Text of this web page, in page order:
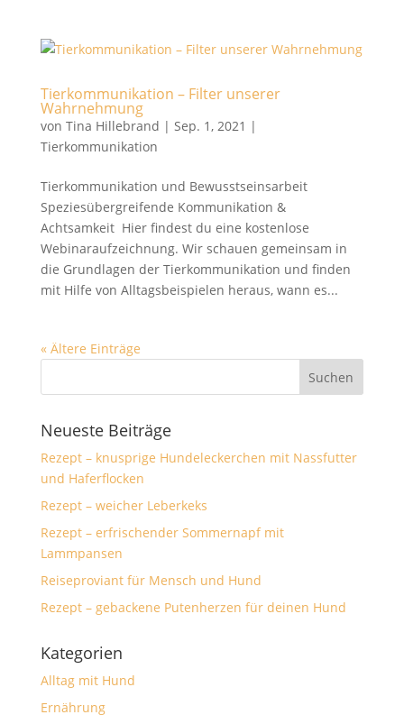
Tierkommunikation – Filter unserer
Wahrnehmung
von Tina Hillebrand | Sep. 1, 2021 |
Tierkommunikation
Tierkommunikation und Bewusstseinsarbeit
Speziesübergreifende Kommunikation &
Achtsamkeit Hier findest du eine kostenlose
Webinaraufzeichnung. Wir schauen gemeinsam in
die Grundlagen der Tierkommunikation und finden
mit Hilfe von Alltagsbeispielen heraus, wann es...
« Ältere Einträge
Neueste Beiträge
Rezept – knusprige Hundeleckerchen mit Nassfutter
und Haferflocken
Rezept – weicher Leberkeks
Rezept – erfrischender Sommernapf mit
Lammpansen
Reiseproviant für Mensch und Hund
Rezept – gebackene Putenherzen für deinen Hund
Kategorien
Alltag mit Hund
Ernährung